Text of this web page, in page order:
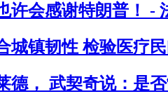
许会感谢特朗普！ -
城镇韧性 检验医疗
德， 武契奇说：是